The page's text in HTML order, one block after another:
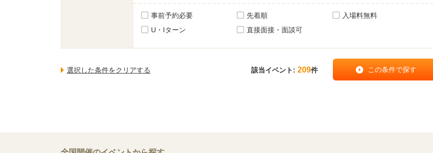
事前予約必要 先着順
入場料無料
U・Iターン
直接面接・面談可
該当イベント: 209件